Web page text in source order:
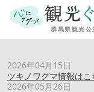
2026年04月15日
ツキノワグマ情報はこ
2026年05月26日